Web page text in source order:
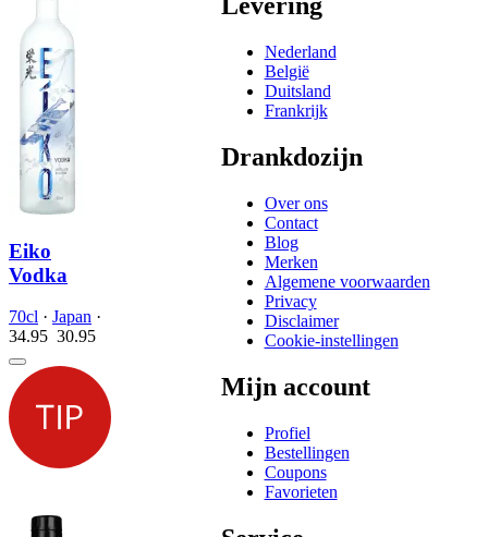
Eiko
Vodka
70cl · Japan ·
34.95 30.95
Nederland
België
Duitsland
Frankrijk
Drankdozijn
Over ons
Contact
Blog
Merken
Algemene voorwaarden
Privacy
Disclaimer
Cookie-instellingen
Mijn account
Profiel
Bestellingen
Coupons
Favorieten